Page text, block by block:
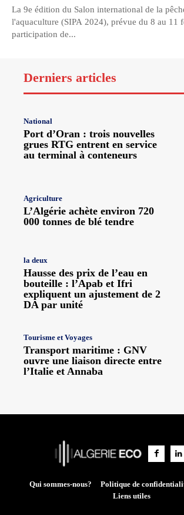
La 9e édition du Salon international de la
l'aquaculture (SIPA 2024), prévue du 8 au 11
participation de...
Derniers articles
National
Port d’Oran : trois nouvelles
grues RTG entrent en service
au terminal à conteneurs
Agriculture
L’Algérie achète environ 720
000 tonnes de blé tendre
la deux
Hausse des prix de l’eau en
bouteille : l’Apab et Ifri
expliquent un ajustement de 2
DA par unité
Tourisme et Voyages
Transport maritime : GNV
ouvre une liaison directe entre
l’Italie et Annaba
Qui sommes-nous? Politique de
Liens utiles